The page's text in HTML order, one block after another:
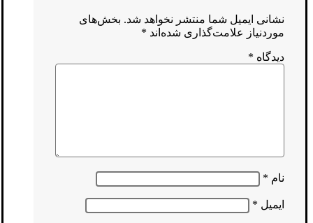
نشانی ایمیل شما منتشر نخواهد شد. بخش‌های
موردنیاز علامت‌گذاری شده‌اند *
دیدگاه *
نام *
ایمیل *